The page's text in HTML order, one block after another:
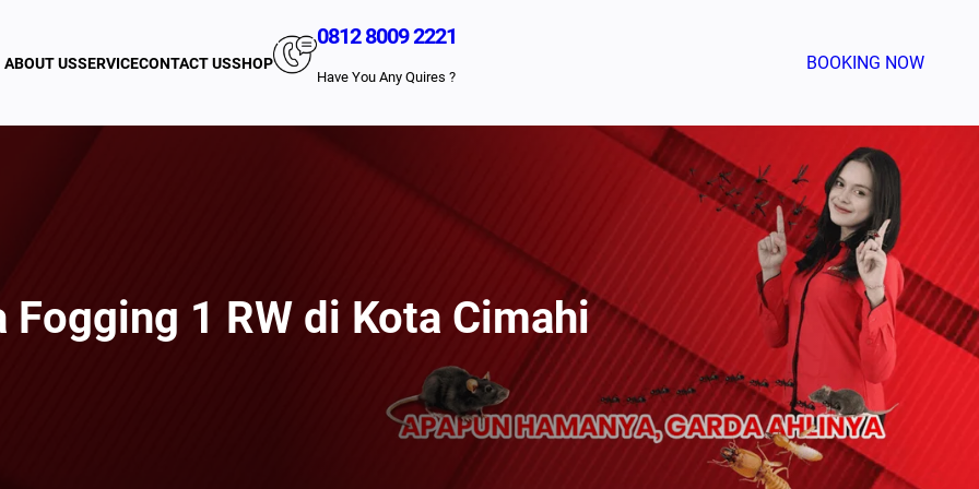
ABOUT USSERVICECONTACT USSHOP
0812 8009 2221
Have You Any Quires ?
BOOKING NOW
Fogging 1 RW di Kota Cimahi